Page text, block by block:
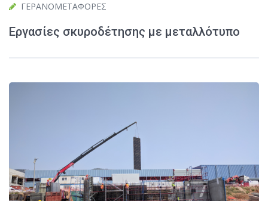
ΓΕΡΑΝΟΜΕΤΑΦΟΡΕΣ
Eργασίες σκυροδέτησης με μεταλλότυπο